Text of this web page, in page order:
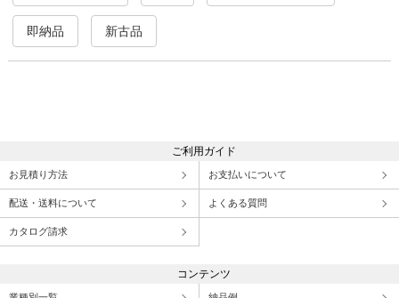
即納品 新古品
ご利用ガイド
お見積り方法 お支払いについて
配送・送料について よくある質問
カタログ請求
コンテンツ